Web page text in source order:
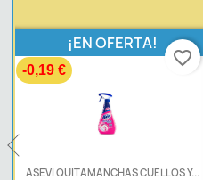
ASEVI QUITAMANCHAS CUELLOS Y...
¡EN OFERTA!
-0,19 €
favorite_border